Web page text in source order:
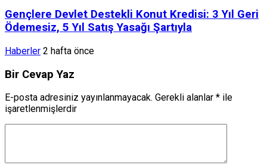
Gençlere Devlet Destekli Konut Kredisi: 3 Yıl Geri
Ödemesiz, 5 Yıl Satış Yasağı Şartıyla
Haberler 2 hafta önce
Bir Cevap Yaz
E-posta adresiniz yayınlanmayacak. Gerekli alanlar * ile
işaretlenmişlerdir